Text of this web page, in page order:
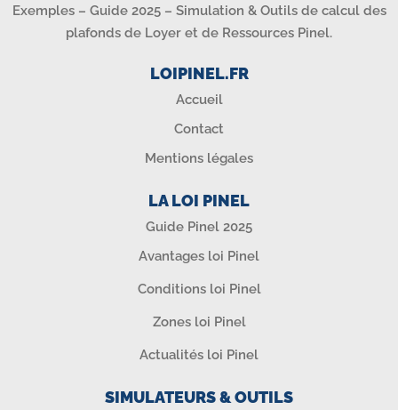
Exemples – Guide 2025 – Simulation & Outils de calcul des
plafonds de Loyer et de Ressources Pinel.
LOIPINEL.FR
Accueil
Contact
Mentions légales
LA LOI PINEL
Guide Pinel 2025
Avantages loi Pinel
Conditions loi Pinel
Zones loi Pinel
Actualités loi Pinel
SIMULATEURS & OUTILS